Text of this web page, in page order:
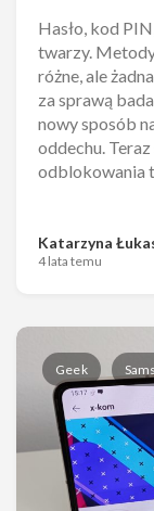
Hasło, kod
twarzy.
różne, ale
za sprawą
nowy sposób
oddechu.
odblokowania
Katarzyna
4 lata temu
Geek